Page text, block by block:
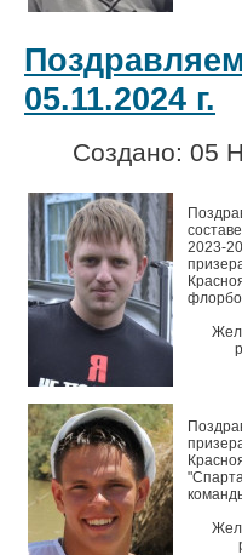
05.11.2024 г.
Создано: 05
2023-